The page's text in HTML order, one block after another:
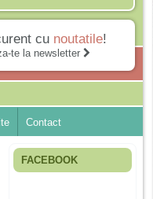
cu noutatile!
te la newsletter
Contact
FACEBOOK